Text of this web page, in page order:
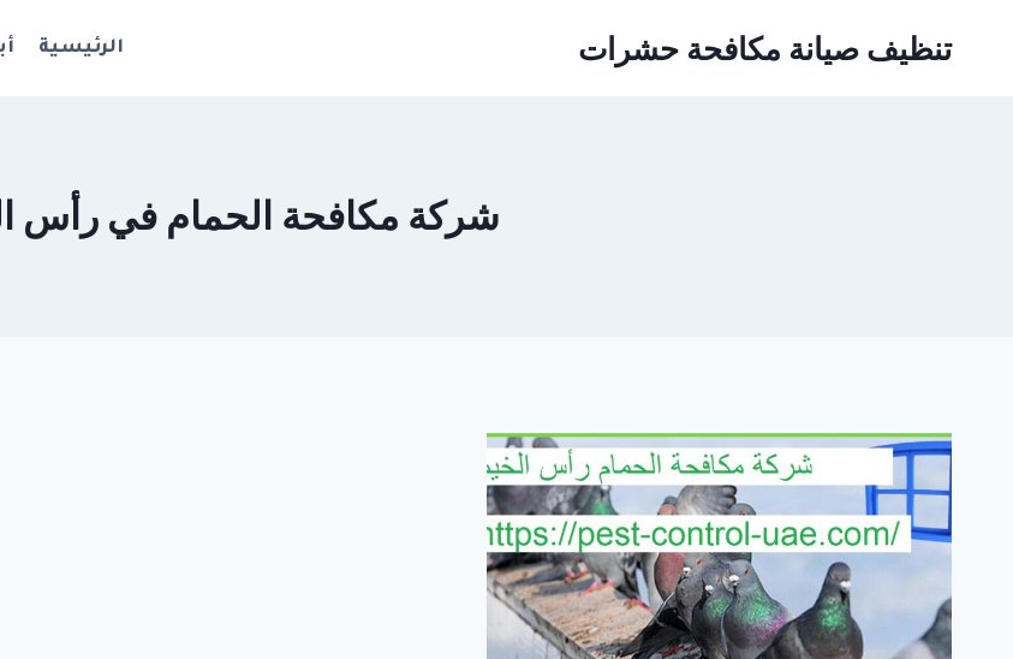
تنظيف صيانة مكافحة حشرات الرئيسية
شركة مكافحة الحمام في رأس